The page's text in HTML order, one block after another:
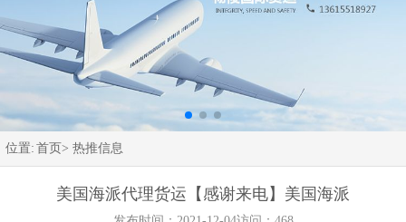
位置: 首页> 热推信息
美国海派代理货运【感谢来电】美国海派